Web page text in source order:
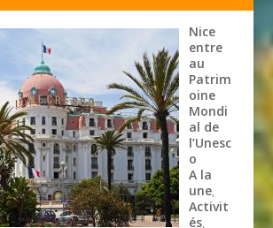
Nice
entre
au
Patrim
oine
Mondi
al de
l’Unesc
o
A la
une,
Activit
és,